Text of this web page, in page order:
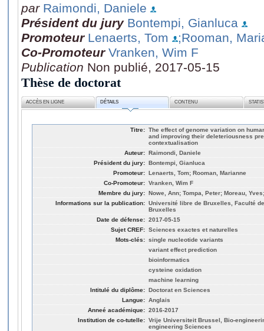
par Raimondi, Daniele
Président du jury Bontempi, Gianluca
Promoteur Lenaerts, Tom
;Rooman,
Co-Promoteur Vranken, Wim F
Publication Non publié, 2017-05-15
Thèse de doctorat
ACCÈS EN LIGNE DÉTAILS CONTENU
Titre: The effect of genome variation on
and improving their deleteriousness
contextualisation
Auteur: Raimondi, Daniele
Président du jury: Bontempi, Gianluca
Promoteur: Lenaerts, Tom; Rooman, Marianne
Co-Promoteur: Vranken, Wim F
Membre du jury: Nowe, Ann; Tompa, Peter; Moreau,
Informations sur la publication: Université libre de Bruxelles, Faculté
Bruxelles
Date de défense: 2017-05-15
Sujet CREF: Sciences exactes et naturelles
Mots-clés: single nucleotide variants
variant effect prediction
bioinformatics
cysteine oxidation
machine learning
Intitulé du diplôme: Doctorat en Sciences
Langue: Anglais
Anneé académique: 2016-2017
Institution de co-tutelle: Vrije Universiteit Brussel, Bio-
engineering Sciences